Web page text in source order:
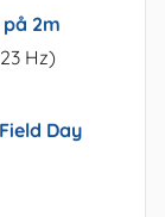
2m
Hz)
Day